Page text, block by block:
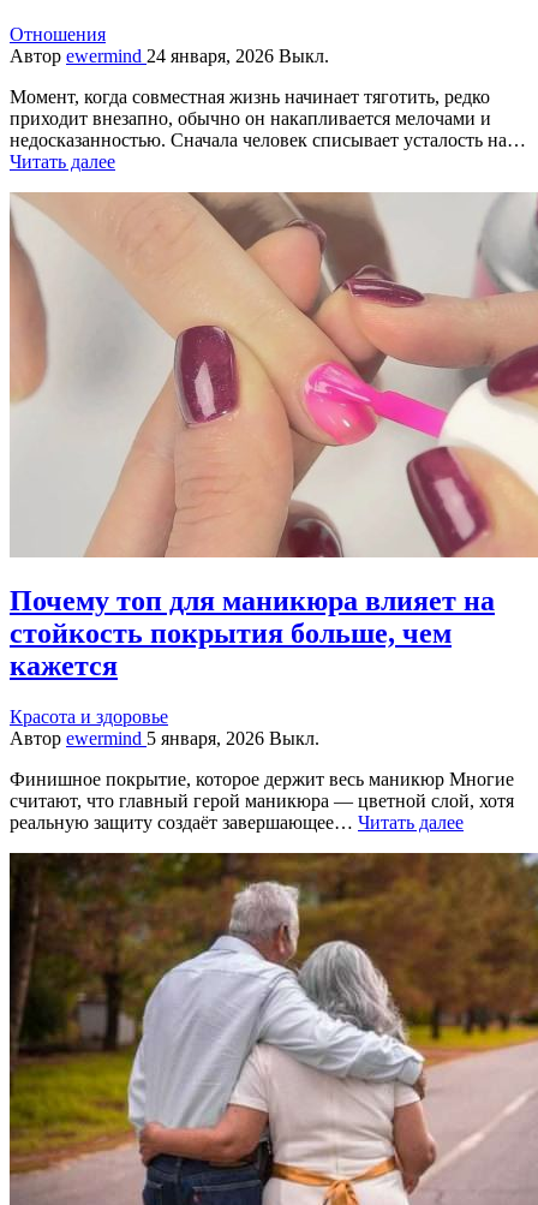
Отношения
Автор ewermind 24 января, 2026 Выкл.
Момент, когда совместная жизнь начинает тяготить, редко
приходит внезапно, обычно он накапливается мелочами и
недосказанностью. Сначала человек списывает усталость на…
Читать далее
Почему топ для маникюра влияет на
стойкость покрытия больше, чем
кажется
Красота и здоровье
Автор ewermind 5 января, 2026 Выкл.
Финишное покрытие, которое держит весь маникюр Многие
считают, что главный герой маникюра — цветной слой, хотя
реальную защиту создаёт завершающее… Читать далее